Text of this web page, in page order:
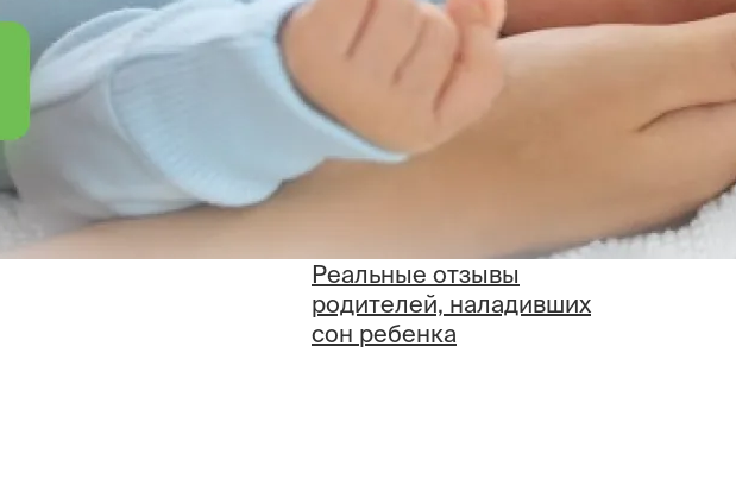
Реальные отзывы
родителей, наладивших
сон ребенка